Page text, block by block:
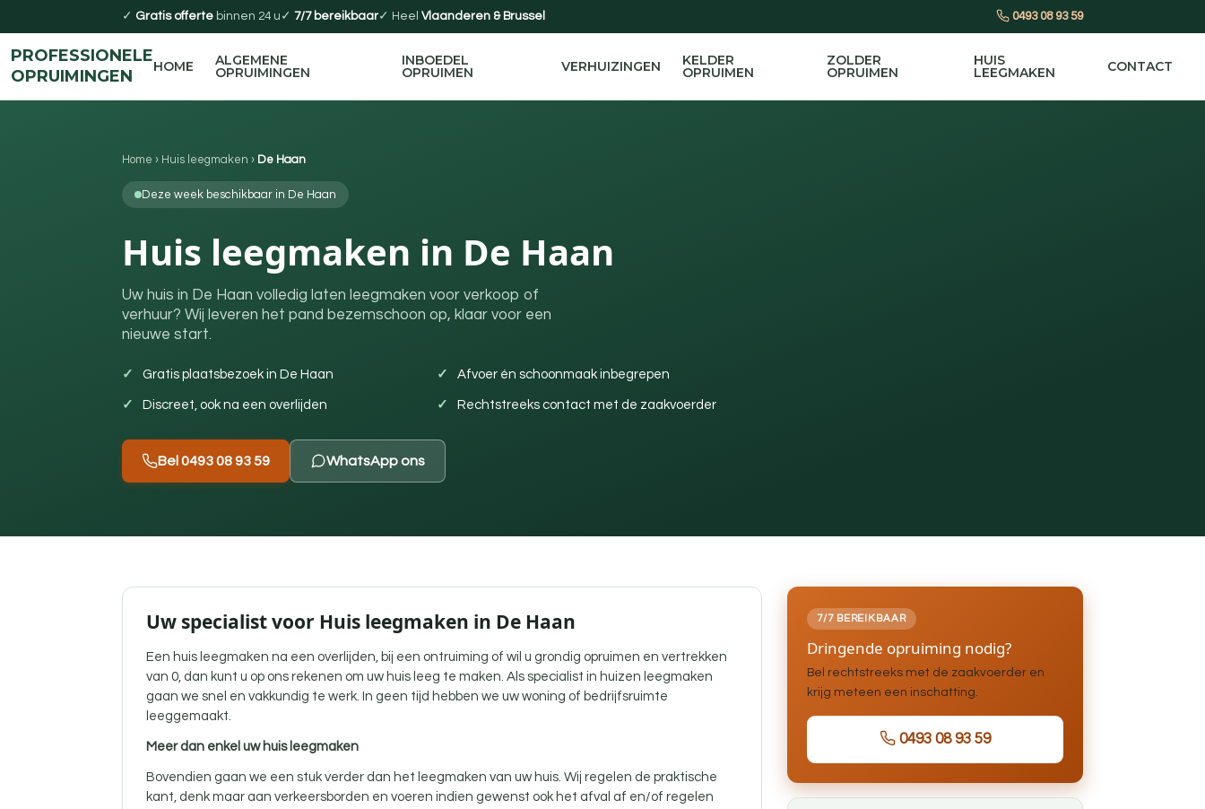
✓ Gratis offerte binnen 24 u ✓ 7/7 bereikbaar✓ Heel Vlaanderen & Brussel 0493 08 93 59
PROFESSIONELE
OPRUIMINGEN
HOME ALGEMENE
OPRUIMINGEN
INBOEDEL
OPRUIMEN VERHUIZINGEN KELDER
OPRUIMEN
ZOLDER
OPRUIMEN
HUIS
LEEGMAKEN CONTACT
Home › Huis leegmaken › De Haan
Deze week beschikbaar in De Haan
Huis leegmaken in De Haan
Uw huis in De Haan volledig laten leegmaken voor verkoop of
verhuur? Wij leveren het pand bezemschoon op, klaar voor een
nieuwe start.
Gratis plaatsbezoek in De Haan Afvoer én schoonmaak inbegrepen
Discreet, ook na een overlijden Rechtstreeks contact met de zaakvoerder
Bel 0493 08 93 59 WhatsApp ons
Uw specialist voor Huis leegmaken in De Haan
Een huis leegmaken na een overlijden, bij een ontruiming of wil u grondig opruimen en vertrekken
van 0, dan kunt u op ons rekenen om uw huis leeg te maken. Als specialist in huizen leegmaken
gaan we snel en vakkundig te werk. In geen tijd hebben we uw woning of bedrijfsruimte
leeggemaakt.
Meer dan enkel uw huis leegmaken
Bovendien gaan we een stuk verder dan het leegmaken van uw huis. Wij regelen de praktische
kant, denk maar aan verkeersborden en voeren indien gewenst ook het afval af en/of regelen
7/7 BEREIKBAAR
Dringende opruiming nodig?
Bel rechtstreeks met de zaakvoerder en
krijg meteen een inschatting.
0493 08 93 59